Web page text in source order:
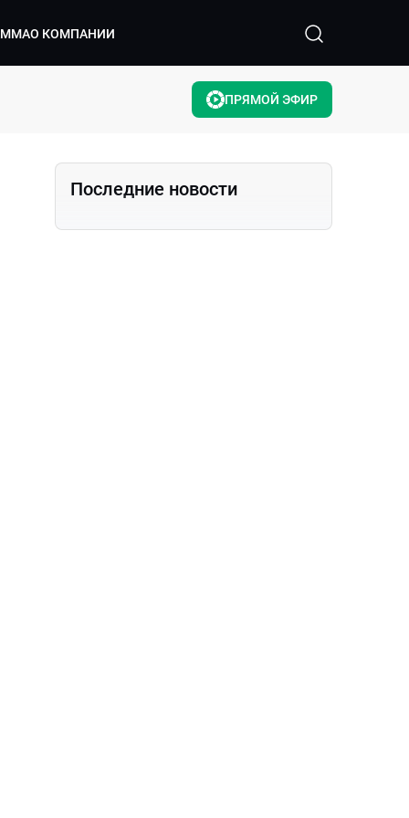
О КОМПАНИИ
ПРЯМОЙ ЭФИР
Последние новости